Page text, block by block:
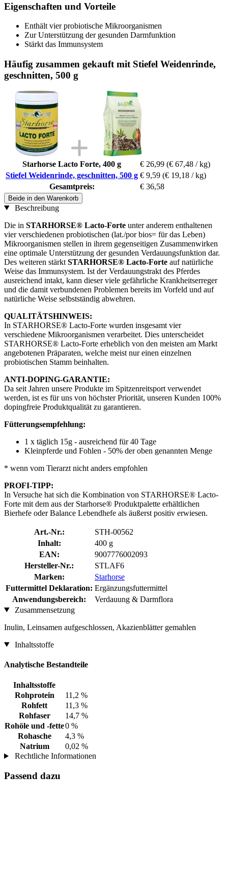
Eigenschaften und Vorteile
Enthält vier probiotische Mikroorganismen
Zur Unterstützung der gesunden Darmfunktion
Stärkt das Immunsystem
Häufig zusammen gekauft mit Stiefel Weidenrinde,
geschnitten, 500 g
Starhorse Lacto Forte, 400 g € 26,99 (€ 67,48 / kg)
Stiefel Weidenrinde, geschnitten, 500 g € 9,59 (€ 19,18 / kg)
Gesamtpreis:
€ 36,58
Beide in den Warenkorb
Beschreibung
Die in STARHORSE® Lacto-Forte unter anderem enthaltenen
vier verschiedenen probiotischen (lat./por bios= für das Leben)
Mikroorganismen stellen in ihrem gegenseitigen Zusammenwirken
eine optimale Unterstützung der gesunden Verdauungsfunktion dar.
Des weiteren stärkt STARHORSE® Lacto-Forte auf natürliche
Weise das Immunsystem. Ist der Verdauungstrakt des Pferdes
ausreichend intakt, kann dieser viele gefährliche Krankheitserreger
und die damit verbundenen Problemen bereits im Vorfeld und auf
natürliche Weise selbstständig abwehren.
QUALITÄTSHINWEIS:
In STARHORSE® Lacto-Forte wurden insgesamt vier
verschiedene Mikroorganismen verarbeitet. Dies unterscheidet
STARHORSE® Lacto-Forte erheblich von den meisten am Markt
angebotenen Präparaten, welche meist nur einen einzelnen
probiotischen Stamm beinhalten.
ANTI-DOPING-GARANTIE:
Da seit Jahren unsere Produkte im Spitzenreitsport verwendet
werden, ist es für uns von höchster Priorität, unseren Kunden 100%
dopingfreie Produktqualität zu garantieren.
Fütterungsempfehlung:
1 x täglich 15g - ausreichend für 40 Tage
Kleinpferde und Fohlen - 50% der oben genannten Menge
* wenn vom Tierarzt nicht anders empfohlen
PROFI-TIPP:
In Versuche hat sich die Kombination von STARHORSE® Lacto-
Forte mit dem aus der Starhorse® Produktpalette erhältlichen
Bierhefe oder Balance Lebendhefe als äußerst positiv erwiesen.
Art.-Nr.:
STH-00562
Inhalt:
400 g
EAN:
9007776002093
Hersteller-Nr.:
STLAF6
Marken:
Starhorse
Futtermittel Deklaration: Ergänzungsfuttermittel
Anwendungsbereich:
Verdauung & Darmflora
Zusammensetzung
Inulin, Leinsamen aufgeschlossen, Akazienblätter gemahlen
Inhaltsstoffe
Analytische Bestandteile
Inhaltsstoffe
Rohprotein
11,2 %
Rohfett
11,3 %
Rohfaser
14,7 %
Rohöle und -fette0 %
Rohasche
4,3 %
Natrium
0,02 %
Rechtliche Informationen
Passend dazu